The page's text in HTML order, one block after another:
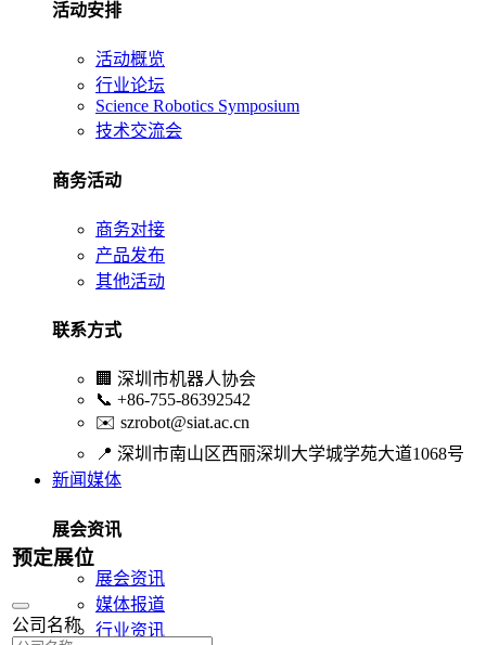
活动安排
活动概览
行业论坛
Science Robotics Symposium
技术交流会
商务活动
商务对接
产品发布
其他活动
联系方式
🏢 深圳市机器人协会
📞 +86-755-86392542
✉️ szrobot@siat.ac.cn
📍 深圳市南山区西丽深圳大学城学苑大道1068号
新闻媒体
展会资讯
展会资讯
媒体报道
行业资讯
预定展位
公司名称